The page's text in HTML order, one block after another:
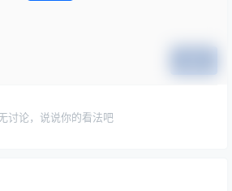
讨论，说说你的看法吧